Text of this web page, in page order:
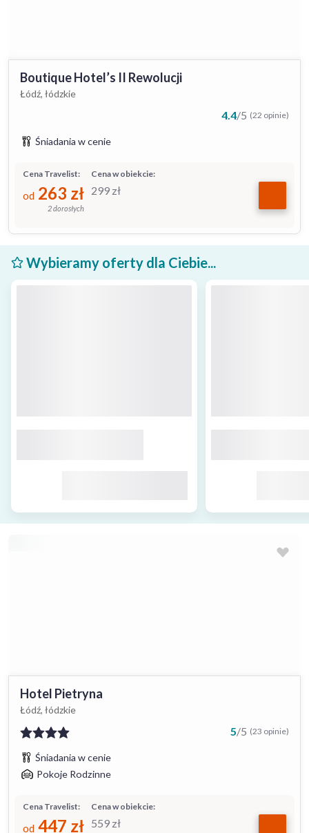
Boutique Hotel’s II Rewolucji
Łódź, łódzkie
4.4/5 (22 opinie)
Śniadania w cenie
Cena w obiekcie:
299 zł
Cena Travelist:
od 263 zł
2 dorosłych
Wybieramy oferty dla Ciebie...
Hotel Pietryna
Łódź, łódzkie
5/5 (23 opinie)
Śniadania w cenie
Pokoje Rodzinne
Cena w obiekcie:
559 zł
Cena Travelist:
od 447 zł